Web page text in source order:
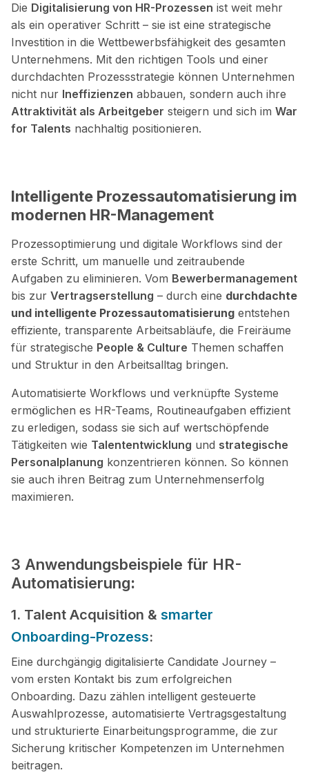
Die Digitalisierung von HR-Prozessen ist weit mehr
als ein operativer Schritt – sie ist eine strategische
Investition in die Wettbewerbsfähigkeit des gesamten
Unternehmens. Mit den richtigen Tools und einer
durchdachten Prozessstrategie können Unternehmen
nicht nur Ineffizienzen abbauen, sondern auch ihre
Attraktivität als Arbeitgeber steigern und sich im War
for Talents nachhaltig positionieren.
Intelligente Prozessautomatisierung im
modernen HR-Management
Prozessoptimierung und digitale Workflows sind der
erste Schritt, um manuelle und zeitraubende
Aufgaben zu eliminieren. Vom Bewerbermanagement
bis zur Vertragserstellung – durch eine durchdachte
und intelligente Prozessautomatisierung entstehen
effiziente, transparente Arbeitsabläufe, die Freiräume
für strategische People & Culture Themen schaffen
und Struktur in den Arbeitsalltag bringen.
Automatisierte Workflows und verknüpfte Systeme
ermöglichen es HR-Teams, Routineaufgaben effizient
zu erledigen, sodass sie sich auf wertschöpfende
Tätigkeiten wie Talententwicklung und strategische
Personalplanung konzentrieren können. So können
sie auch ihren Beitrag zum Unternehmenserfolg
maximieren.
3 Anwendungsbeispiele für HR-
Automatisierung:
1. Talent Acquisition & smarter
Onboarding-Prozess:
Eine durchgängig digitalisierte Candidate Journey –
vom ersten Kontakt bis zum erfolgreichen
Onboarding. Dazu zählen intelligent gesteuerte
Auswahlprozesse, automatisierte Vertragsgestaltung
und strukturierte Einarbeitungsprogramme, die zur
Sicherung kritischer Kompetenzen im Unternehmen
beitragen.